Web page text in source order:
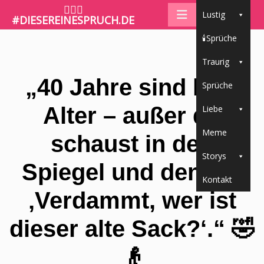
🤷🏼‍♀️
#DIESEREINESPRUCH.DE Lustig
🕯Sprüche
Traurig
Sprüche
Liebe
Meme
Storys
Kontakt
„40 Jahre sind kein
Alter – außer du
schaust in den
Spiegel und denkst:
‚Verdammt, wer ist
dieser alte Sack?‘.“ 🤣
👴